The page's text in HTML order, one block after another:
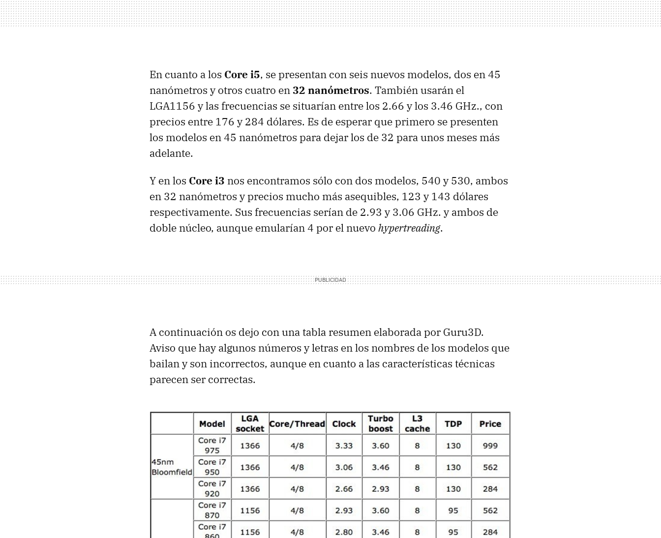
En cuanto a los Core i5, se presentan con seis nuevos modelos, dos en 45
nanómetros y otros cuatro en 32 nanómetros. También usarán el
LGA1156 y las frecuencias se situarían entre los 2.66 y los 3.46 GHz., con
precios entre 176 y 284 dólares. Es de esperar que primero se presenten
los modelos en 45 nanómetros para dejar los de 32 para unos meses más
adelante.
Y en los Core i3 nos encontramos sólo con dos modelos, 540 y 530, ambos
en 32 nanómetros y precios mucho más asequibles, 123 y 143 dólares
respectivamente. Sus frecuencias serían de 2.93 y 3.06 GHz. y ambos de
doble núcleo, aunque emularían 4 por el nuevo hypertreading.
A continuación os dejo con una tabla resumen elaborada por Guru3D.
Aviso que hay algunos números y letras en los nombres de los modelos que
bailan y son incorrectos, aunque en cuanto a las características técnicas
parecen ser correctas.